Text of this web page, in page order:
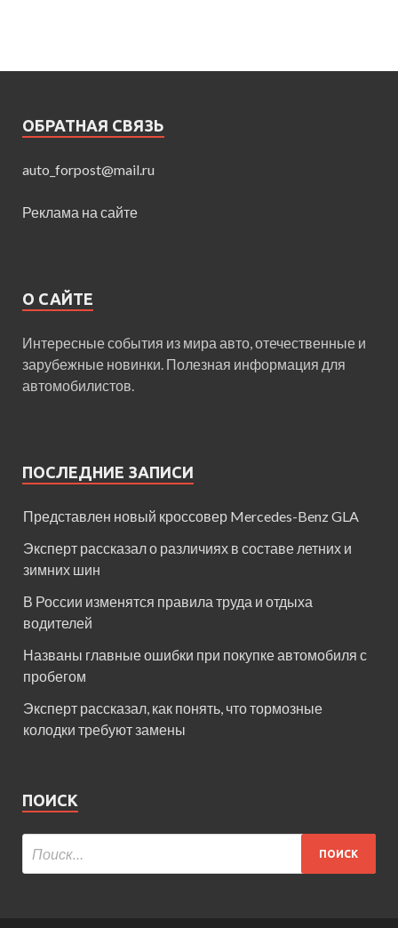
ОБРАТНАЯ СВЯЗЬ
auto_forpost@mail.ru
Реклама на сайте
О САЙТЕ
Интересные события из мира авто, отечественные и
зарубежные новинки. Полезная информация для
автомобилистов.
ПОСЛЕДНИЕ ЗАПИСИ
Представлен новый кроссовер Mercedes-Benz GLA
Эксперт рассказал о различиях в составе летних и
зимних шин
В России изменятся правила труда и отдыха
водителей
Названы главные ошибки при покупке автомобиля с
пробегом
Эксперт рассказал, как понять, что тормозные
колодки требуют замены
ПОИСК